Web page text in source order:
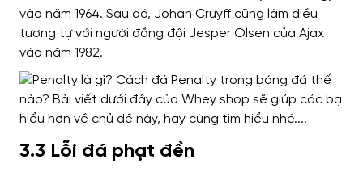
vào năm 1964. Sau đó, Johan Cruyff cũng làm điều
tương tự với người đồng đội Jesper Olsen của Ajax
vào năm 1982.
3.3 Lỗi đá phạt đền